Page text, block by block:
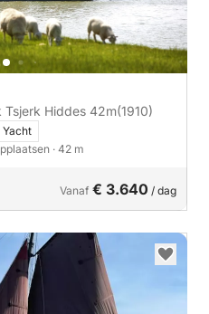
Tsjerk Hiddes 42m(1910)
Yacht
· 42 m
Vanaf € 3.640 / dag